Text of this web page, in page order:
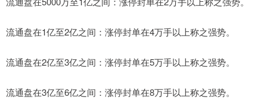
‌流通盘在1亿至2亿之间‌：涨停封单在4万手以上称之强势。
‌流通盘在2亿至3亿之间‌：涨停封单在5万手以上称之强势。
‌流通盘在3亿至6亿之间‌：涨停封单在8万手以上称之强势。